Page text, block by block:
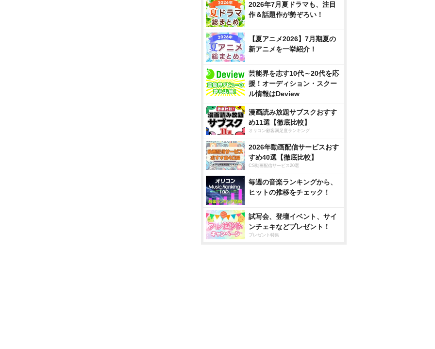
2026年7月夏ドラマも、注目
作＆話題作が勢ぞろい！
【夏アニメ2026】7月期夏の
新アニメを一挙紹介！
芸能界を志す10代～20代を応
援！オーディション・スクー
ル情報はDeview
漫画読み放題サブスクおすす
め11選【徹底比較】
オリコン顧客満足度ランキング
2026年動画配信サービスおす
すめ40選【徹底比較】
CS動画配信サービス20選
毎週の音楽ランキングから、
ヒットの推移をチェック！
試写会、登壇イベント、サイ
ンチェキなどプレゼント！
プレゼント特集